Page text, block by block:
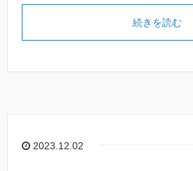
続きを読む
2023.12.02